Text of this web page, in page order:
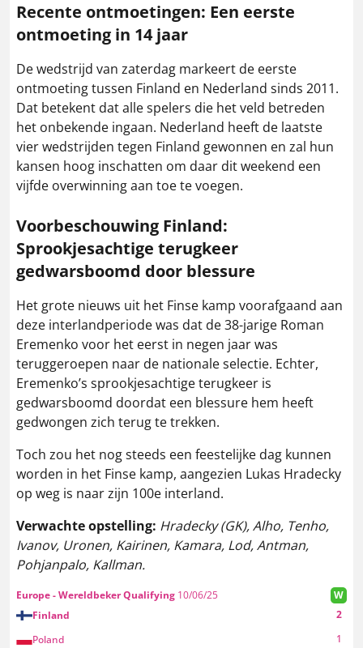
Recente ontmoetingen: Een eerste
ontmoeting in 14 jaar
De wedstrijd van zaterdag markeert de eerste
ontmoeting tussen Finland en Nederland sinds 2011.
Dat betekent dat alle spelers die het veld betreden
het onbekende ingaan. Nederland heeft de laatste
vier wedstrijden tegen Finland gewonnen en zal hun
kansen hoog inschatten om daar dit weekend een
vijfde overwinning aan toe te voegen.
Voorbeschouwing Finland:
Sprookjesachtige terugkeer
gedwarsboomd door blessure
Het grote nieuws uit het Finse kamp voorafgaand aan
deze interlandperiode was dat de 38-jarige Roman
Eremenko voor het eerst in negen jaar was
teruggeroepen naar de nationale selectie. Echter,
Eremenko’s sprookjesachtige terugkeer is
gedwarsboomd doordat een blessure hem heeft
gedwongen zich terug te trekken.
Toch zou het nog steeds een feestelijke dag kunnen
worden in het Finse kamp, aangezien Lukas Hradecky
op weg is naar zijn 100e interland.
Verwachte opstelling: Hradecky (GK), Alho, Tenho,
Ivanov, Uronen, Kairinen, Kamara, Lod, Antman,
Pohjanpalo, Kallman.
Europe - Wereldbeker Qualifying 10/06/25 W
Poland 1
Finland 2